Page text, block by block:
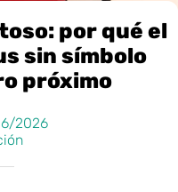
por qué el
sin símbolo
próximo
2026